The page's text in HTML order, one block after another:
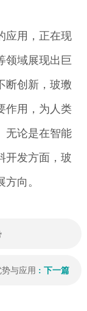
应用，正在现
领域展现出巨
断创新，玻璷
作用，为人类
无论是在智能
开发方面，玻
向。
与应用 : 下一篇